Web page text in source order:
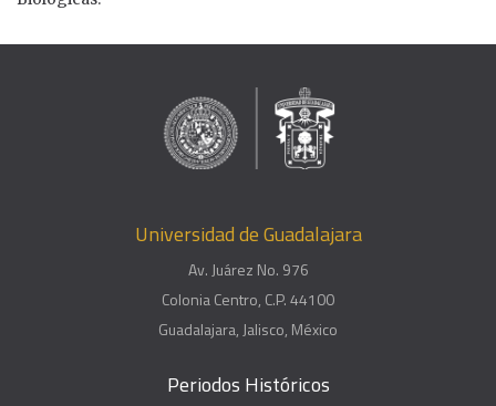
Universidad de Guadalajara
Av. Juárez No. 976
Colonia Centro, C.P. 44100
Guadalajara, Jalisco, México
Periodos Históricos